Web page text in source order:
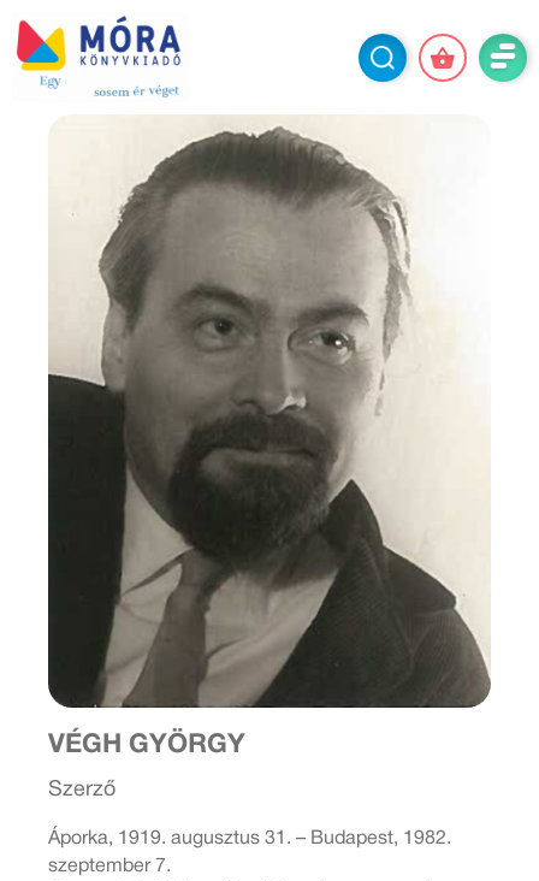
VÉGH GYÖRGY
Szerző
Áporka, 1919. augusztus 31. – Budapest, 1982.
szeptember 7.